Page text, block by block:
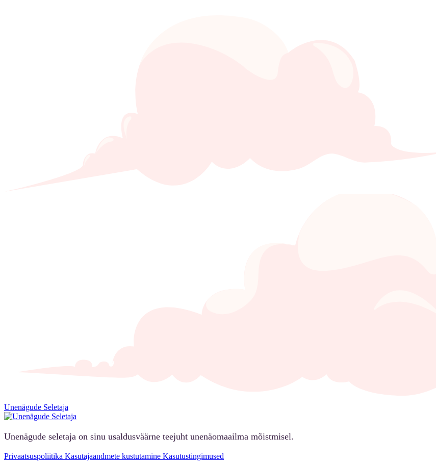
Unenägude Seletaja
Unenägude seletaja on sinu usaldusväärne teejuht unenäomaailma mõistmisel.
Privaatsuspoliitika Kasutajaandmete kustutamine Kasutustingimused